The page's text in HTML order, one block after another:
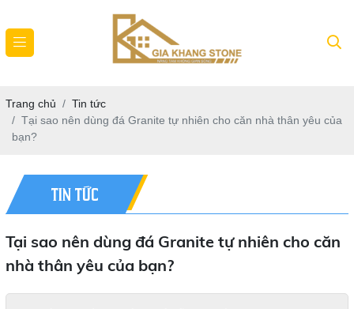
Trang chủ
Tin tức
Tại sao nên dùng đá Granite tự nhiên cho căn nhà thân yêu của
bạn?
TIN TỨC
Tại sao nên dùng đá Granite tự nhiên cho căn
nhà thân yêu của bạn?